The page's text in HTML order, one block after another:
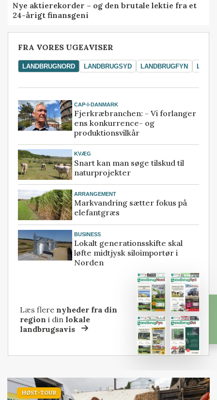
Nye aktierekorder – og den brutale lektie fra et
24-årigt finansgeni
FRA VORES UGEAVISER
LANDBRUGNORD LANDBRUGSYD LANDBRUGFYN
CAP-I-DANMARK
Fjerkræbranchen: - Vi forlanger
ens konkurrence- og
produktionsvilkår
KVÆG
Snart kan man søge tilskud til
naturprojekter
ARRANGEMENT
Markvandring sætter fokus på
elefantgræs
BUSINESS
Lokalt generationsskifte skal
løfte midtjysk siloimportør i
Norden
Læs flere nyheder fra din
region i dinlokale
landbrugsavis
HØST-TOUR